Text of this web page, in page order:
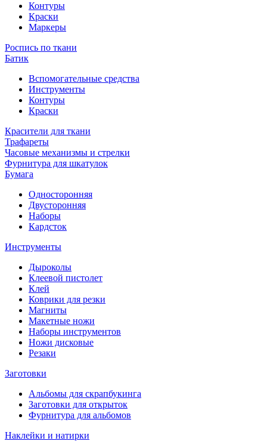
Контуры
Краски
Маркеры
Роспись по ткани
Батик
Вспомогательные средства
Инструменты
Контуры
Краски
Красители для ткани
Трафареты
Часовые механизмы и стрелки
Фурнитура для шкатулок
Бумага
Односторонняя
Двусторонняя
Наборы
Кардсток
Инструменты
Дыроколы
Клеевой пистолет
Клей
Коврики для резки
Магниты
Макетные ножи
Наборы инструментов
Ножи дисковые
Резаки
Заготовки
Альбомы для скрапбукинга
Заготовки для открыток
Фурнитура для альбомов
Наклейки и натирки